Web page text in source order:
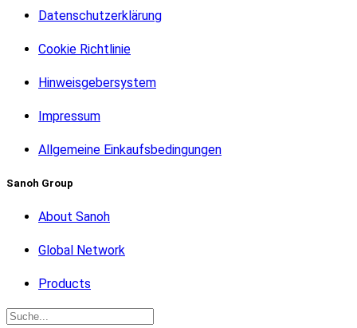
Datenschutzerklärung
Cookie Richtlinie
Hinweisgebersystem
Impressum
Allgemeine Einkaufsbedingungen
Sanoh Group
About Sanoh
Global Network
Products